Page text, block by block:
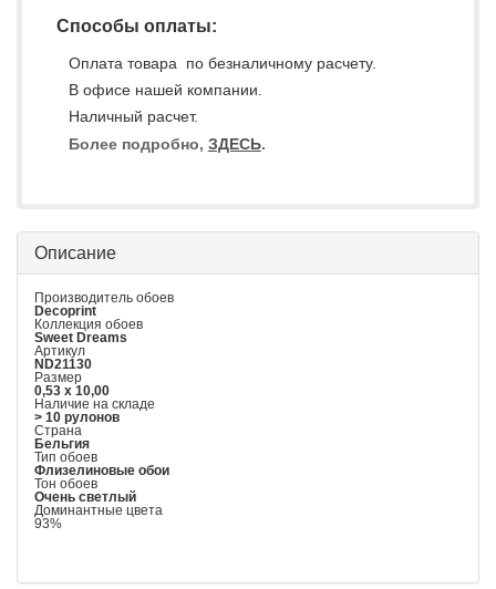
Способы оплаты:
Оплата товара по безналичному расчету.
В офисе нашей компании.
Наличный расчет.
Более подробно, ЗДЕСЬ.
Описание
Производитель обоев
Decoprint
Коллекция обоев
Sweet Dreams
Артикул
ND21130
Размер
0,53 x 10,00
Наличие на складе
> 10 рулонов
Страна
Бельгия
Тип обоев
Флизелиновые обои
Тон обоев
Очень светлый
Доминантные цвета
93%